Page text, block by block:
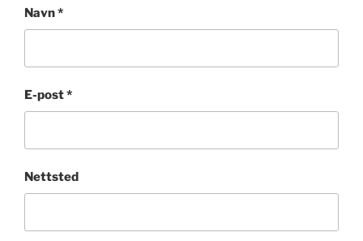
Navn*
E-post*
Nettsted